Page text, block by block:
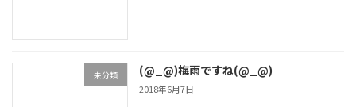
未分類 (@_@)梅雨ですね(@_@)
2018年6月7日